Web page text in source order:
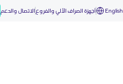
English أجهزة الصراف الآلي والفروع الاتصال والدعم